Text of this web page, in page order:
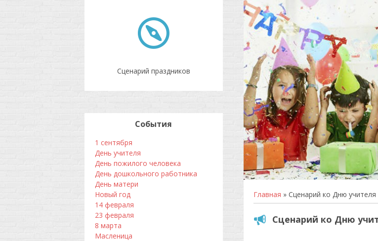
Сценарий праздников
Главная » Сценарий ко Дню
Сценарий ко Дню
События
1 сентября
День учителя
День пожилого человека
День дошкольного работника
День матери
Новый год
14 февраля
23 февраля
8 марта
Масленица